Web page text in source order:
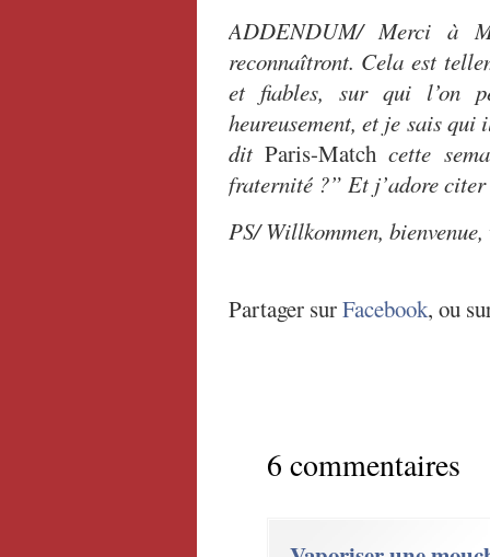
ADDENDUM/ Merci à
reconnaîtront. Cela est
et fiables, sur qui l’on
heureusement, et je sais qui
dit Paris-Matchcette
fraternité ?” Et j’adore citer
PS/ Willkommen,
Partager surFacebook, ou
6 commentaires